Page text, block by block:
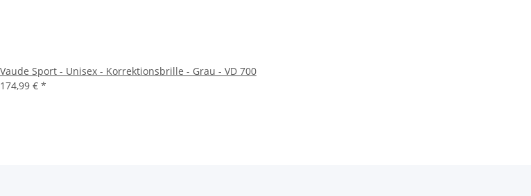
Vaude Sport - Unisex - Korrektionsbrille - Grau - VD 700
174,99 € *